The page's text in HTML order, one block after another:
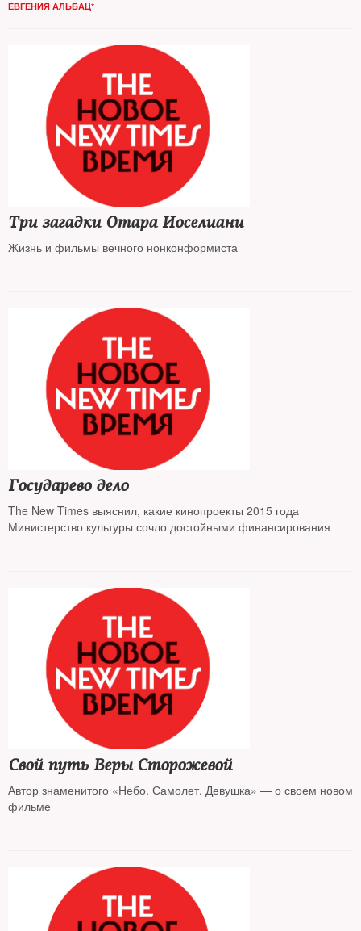
ЕВГЕНИЯ АЛЬБАЦ*
Три загадки Отара Иоселиани
Жизнь и фильмы вечного нонконформиста
Государево дело
The New Times выяснил, какие кинопроекты 2015 года
Министерство культуры сочло достойными финансирования
Свой путь Веры Сторожевой
Автор знаменитого «Небо. Самолет. Девушка» — о своем новом
фильме